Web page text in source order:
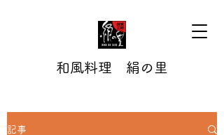
和風料理 絹の里
記事